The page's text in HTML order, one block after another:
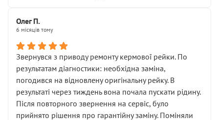
Олег П.
6 місяців тому
Звернувся з приводу ремонту кермової рейки. По
результатам діагностики: необхідна заміна,
погодився на відновлену оригінальну рейку. В
результаті через тиждень вона почала пускати рідину.
Після повторного звернення на сервіс, було
прийнято рішення про гарантійну заміну. Поміняли